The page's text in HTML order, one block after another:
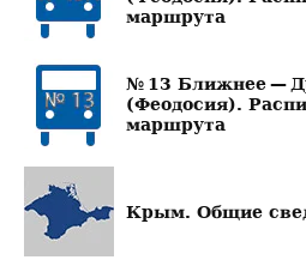
маршрута
№ 13 Ближнее —
(Феодосия).
маршрута
Крым. Общие